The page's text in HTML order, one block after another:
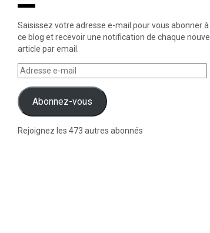
Saisissez votre adresse e-mail pour vous abonner à
ce blog et recevoir une notification de chaque nouvel
article par email.
Abonnez-vous
Rejoignez les 473 autres abonnés